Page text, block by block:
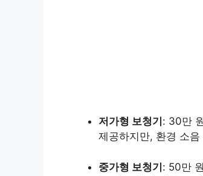
저가형 보청기 : 30만
제공하지만, 환경 소
중가형 보청기: 50만